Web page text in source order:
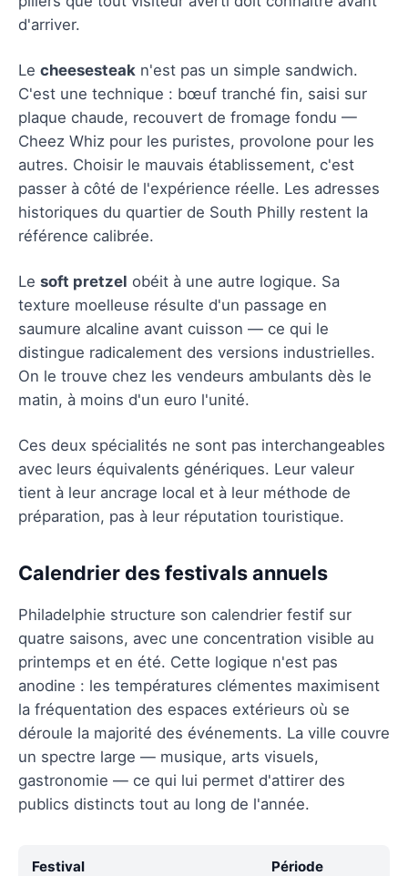
d'arriver.
Le cheesesteak n'est pas un simple sandwich.
C'est une technique : bœuf tranché fin, saisi sur
plaque chaude, recouvert de fromage fondu —
Cheez Whiz pour les puristes, provolone pour les
autres. Choisir le mauvais établissement, c'est
passer à côté de l'expérience réelle. Les adresses
historiques du quartier de South Philly restent la
référence calibrée.
Le soft pretzel obéit à une autre logique. Sa
texture moelleuse résulte d'un passage en
saumure alcaline avant cuisson — ce qui le
distingue radicalement des versions industrielles.
On le trouve chez les vendeurs ambulants dès le
matin, à moins d'un euro l'unité.
Ces deux spécialités ne sont pas interchangeables
avec leurs équivalents génériques. Leur valeur
tient à leur ancrage local et à leur méthode de
préparation, pas à leur réputation touristique.
Calendrier des festivals annuels
Philadelphie structure son calendrier festif sur
quatre saisons, avec une concentration visible au
printemps et en été. Cette logique n'est pas
anodine : les températures clémentes maximisent
la fréquentation des espaces extérieurs où se
déroule la majorité des événements. La ville couvre
un spectre large — musique, arts visuels,
gastronomie — ce qui lui permet d'attirer des
publics distincts tout au long de l'année.
Festival Période